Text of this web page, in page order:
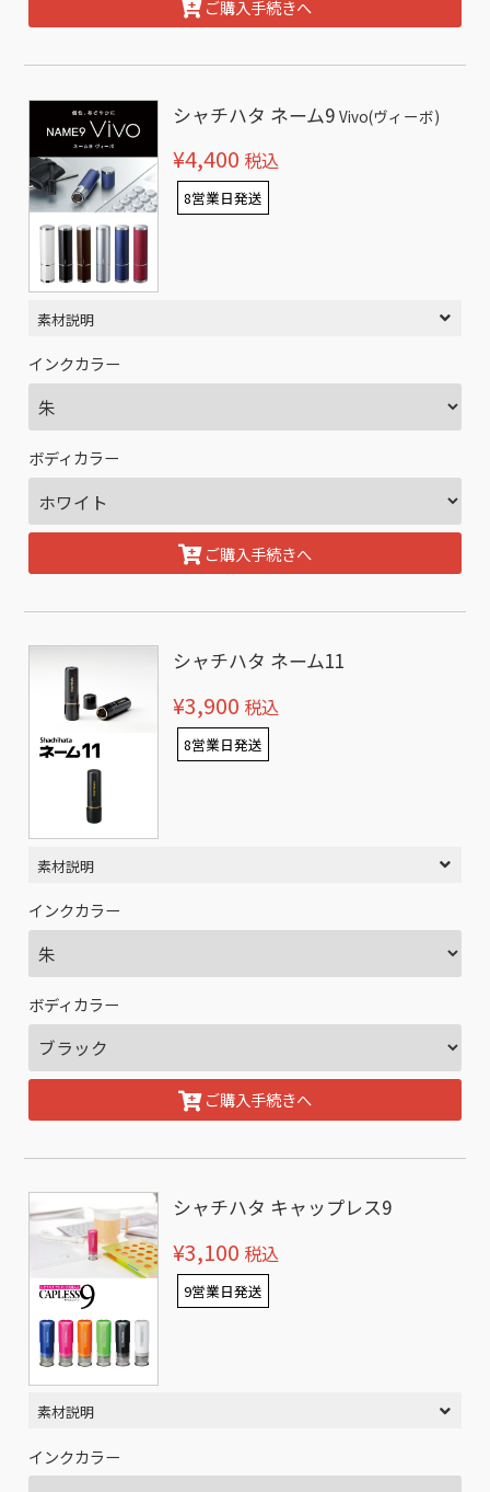
ご購入手続きへ
シャチハタ ネーム9Vivo(ヴィーボ)
¥4,400 税込
8営業日発送
素材説明
インクカラー
ボディカラー
ご購入手続きへ
シャチハタ ネーム11
¥3,900 税込
8営業日発送
素材説明
インクカラー
ボディカラー
ご購入手続きへ
シャチハタ キャップレス9
¥3,100 税込
9営業日発送
素材説明
インクカラー